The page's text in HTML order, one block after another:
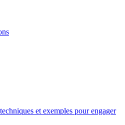
et exemples pour engager